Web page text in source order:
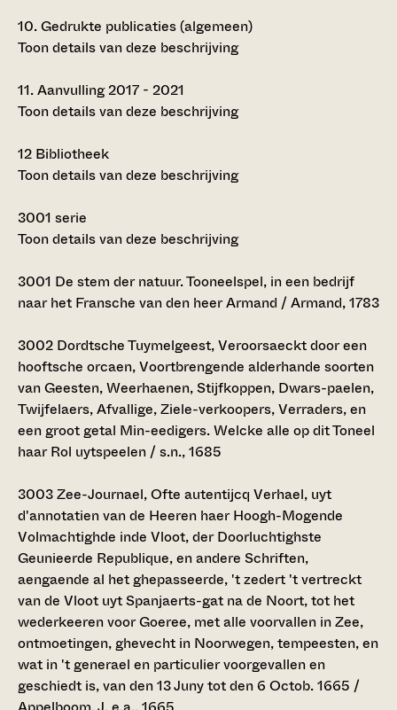
10.Gedrukte publicaties (algemeen)
Toon details van deze beschrijving
11.Aanvulling 2017 - 2021
Toon details van deze beschrijving
12 Bibliotheek
Toon details van deze beschrijving
3001 serie
Toon details van deze beschrijving
3001 De stem der natuur. Tooneelspel, in een bedrijf
naar het Fransche van den heer Armand / Armand, 1783
3002 Dordtsche Tuymelgeest, Veroorsaeckt door een
hooftsche orcaen, Voortbrengende alderhande soorten
van Geesten, Weerhaenen, Stijfkoppen, Dwars-paelen,
Twijfelaers, Afvallige, Ziele-verkoopers, Verraders, en
een groot getal Min-eedigers. Welcke alle op dit Toneel
haar Rol uytspeelen / s.n., 1685
3003Zee-Journael, Ofte autentijcq Verhael, uyt
d'annotatien van de Heeren haer Hoogh-Mogende
Volmachtighde inde Vloot, der Doorluchtighste
Geunieerde Republique, en andere Schriften,
aengaende al het ghepasseerde, 't zedert 't vertreckt
van de Vloot uyt Spanjaerts-gat na de Noort, tot het
wederkeeren voor Goeree, met alle voorvallen in Zee,
ontmoetingen, ghevecht in Noorwegen, tempeesten, en
wat in 't generael en particulier voorgevallen en
geschiedt is, van den 13 Juny tot den 6 Octob. 1665 /